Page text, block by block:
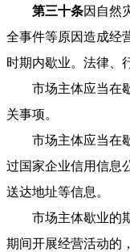
第三十条因自然
全事件等原因造成经
时期内歇业。法律、
市场主体应当在歇
关事项。
市场主体应当在歇
过国家企业信用信息
送达地址等信息。
市场主体歇业的期
期间开展经营活动的